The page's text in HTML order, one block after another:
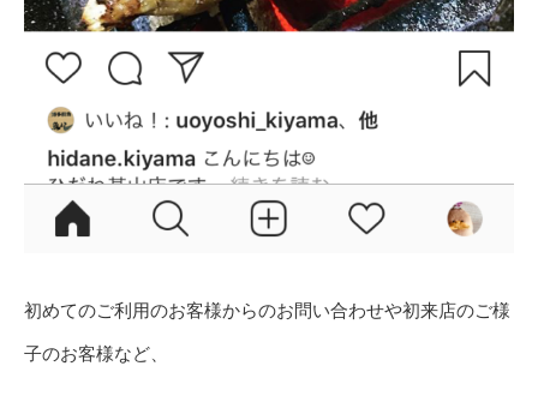
初めてのご利用のお客様からのお問い合わせや初来店のご様
子のお客様など、